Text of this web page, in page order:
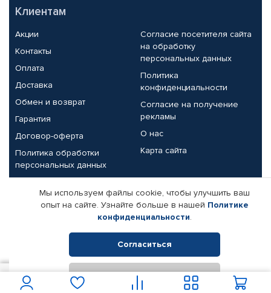
Клиентам
Акции
Контакты
Оплата
Доставка
Обмен и возврат
Гарантия
Договор-оферта
Политика обработки
персональных данных
Согласие посетителя сайта
на обработку
персональных данных
Политика
конфиденциальности
Согласие на получение
рекламы
О нас
Карта сайта
Партнерам
Корпоративным клиентам
Поставщикам
Реквизиты компании
© КАМАЗ ЦЕНТР ДОНЕЦК, 2015-2026. Все права защищены.
Интернет-магазин автомобильных товаров Автопрофи.
Мы используем файлы cookie, чтобы улучшить ваш
опыт на сайте. Узнайте больше в нашей Политике
конфиденциальности.
Согласиться
Отклонить
В корзину